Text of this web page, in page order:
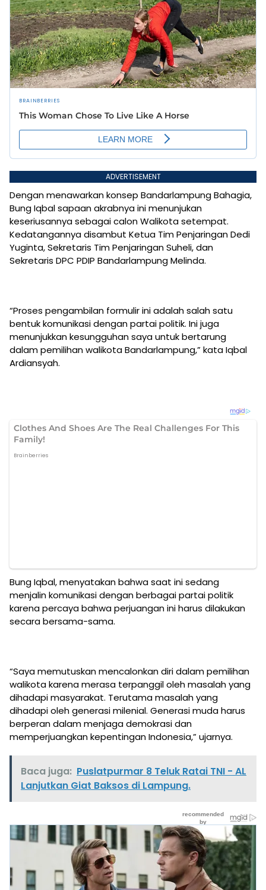
ADVERTISEMENT
Dengan menawarkan konsep Bandarlampung Bahagia,
Bung Iqbal sapaan akrabnya ini menunjukan
keseriusannya sebagai calon Walikota setempat.
Kedatangannya disambut Ketua Tim Penjaringan Dedi
Yuginta, Sekretaris Tim Penjaringan Suheli, dan
Sekretaris DPC PDIP Bandarlampung Melinda.
“Proses pengambilan formulir ini adalah salah satu
bentuk komunikasi dengan partai politik. Ini juga
menunjukkan kesungguhan saya untuk bertarung
dalam pemilihan walikota Bandarlampung,” kata Iqbal
Ardiansyah.
Bung Iqbal, menyatakan bahwa saat ini sedang
menjalin komunikasi dengan berbagai partai politik
karena percaya bahwa perjuangan ini harus dilakukan
secara bersama-sama.
“Saya memutuskan mencalonkan diri dalam pemilihan
walikota karena merasa terpanggil oleh masalah yang
dihadapi masyarakat. Terutama masalah yang
dihadapi oleh generasi milenial. Generasi muda harus
berperan dalam menjaga demokrasi dan
memperjuangkan kepentingan Indonesia,” ujarnya.
Baca juga: Puslatpurmar 8 Teluk Ratai TNI - AL
Lanjutkan Giat Baksos di Lampung.